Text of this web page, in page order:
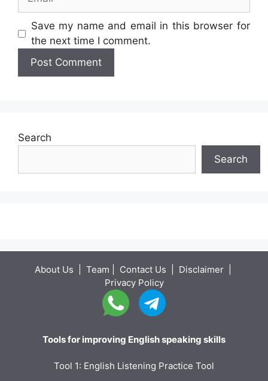
Website
Save my name and email in this browser for
the next time I comment.
Search
Search
About Us Team Contact Us Disclaimer
Privacy Policy
Tools for improving English speaking skills
Tool 1: English Listening Practice Tool